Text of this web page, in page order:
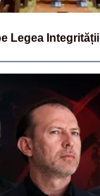
Legea Integrității